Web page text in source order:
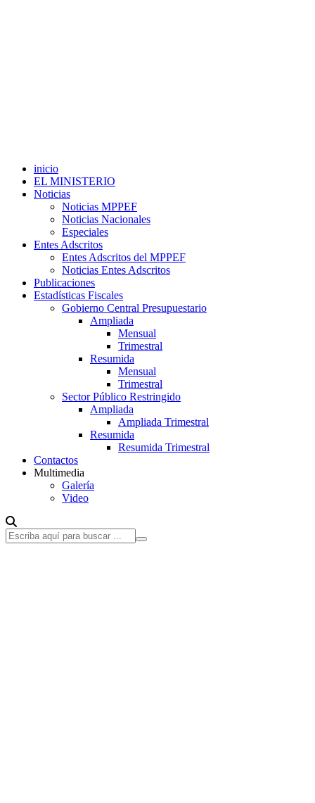
inicio
EL MINISTERIO
Noticias
Noticias MPPEF
Noticias Nacionales
Especiales
Entes Adscritos
Entes Adscritos del MPPEF
Noticias Entes Adscritos
Publicaciones
Estadísticas Fiscales
Gobierno Central Presupuestario
Ampliada
Mensual
Trimestral
Resumida
Mensual
Trimestral
Sector Público Restringido
Ampliada
Ampliada Trimestral
Resumida
Resumida Trimestral
Contactos
Multimedia
Galería
Video